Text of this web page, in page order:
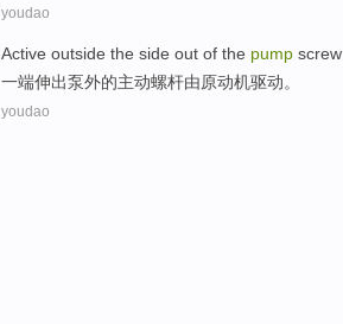
youdao
Active outside the side out of the pump screw
一端伸出泵外的主动螺杆由原动机驱动。
youdao